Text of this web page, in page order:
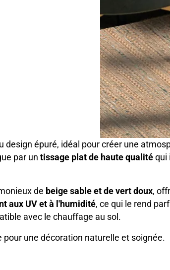
épuré, idéal pour créer une
par un tissage plat de haute qualitéqui
de beige sable et de vert doux,
aux UV et à l'humidité, ce qui le rend
avec le chauffage au sol.
une décoration naturelle et soignée.